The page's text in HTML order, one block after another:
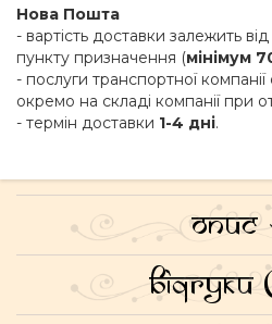
Нова Пошта
- вартість доставки залежить
пункту призначення (мінімум
- послуги транспортної
окремо на складі компанії при
- термін доставки 1-4 дні.
Опис
Відгуки